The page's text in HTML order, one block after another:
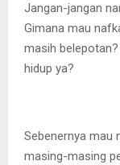
Jangan-jangan
Gimana mau
masih
hidup ya?
Sebenernya mau
masing-masing